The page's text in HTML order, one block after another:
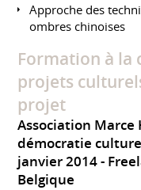
Approche des
ombres chinoises
Formation à la
projets
projet
Association Marce
démocratie
janvier 2014
Belgique